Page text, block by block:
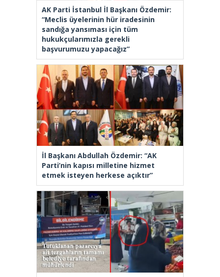
AK Parti İstanbul İl Başkanı Özdemir:
“Meclis üyelerinin hür iradesinin
sandığa yansıması için tüm
hukukçularımızla gerekli
başvurumuzu yapacağız”
İl Başkanı Abdullah Özdemir: “AK
Parti’nin kapısı milletine hizmet
etmek isteyen herkese açıktır”